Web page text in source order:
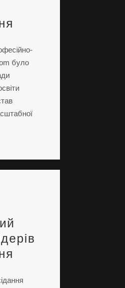
було